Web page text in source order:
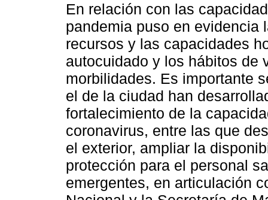
En relación con las
pandemia puso en evidencia
recursos y las capacidades
autocuidado y los hábitos de
morbilidades. Es importante
el de la ciudad han
fortalecimiento de la
coronavirus, entre las que
el exterior, ampliar la
protección para el personal
emergentes, en articulación